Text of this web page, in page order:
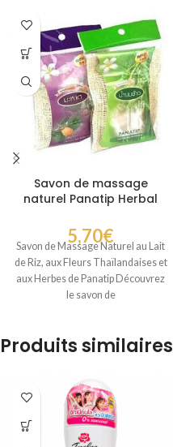
Savon de massage
naturel Panatip Herbal
5,70€
Savon de Massage Naturel au Lait
de Riz, aux Fleurs Thaïlandaises et
aux Herbes de Panatip Découvrez
le savon de
Produits similaires